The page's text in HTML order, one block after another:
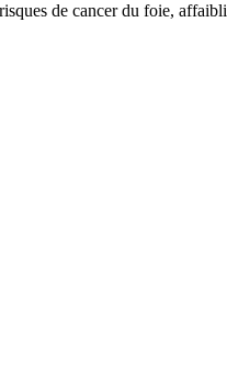
de cancer du foie,